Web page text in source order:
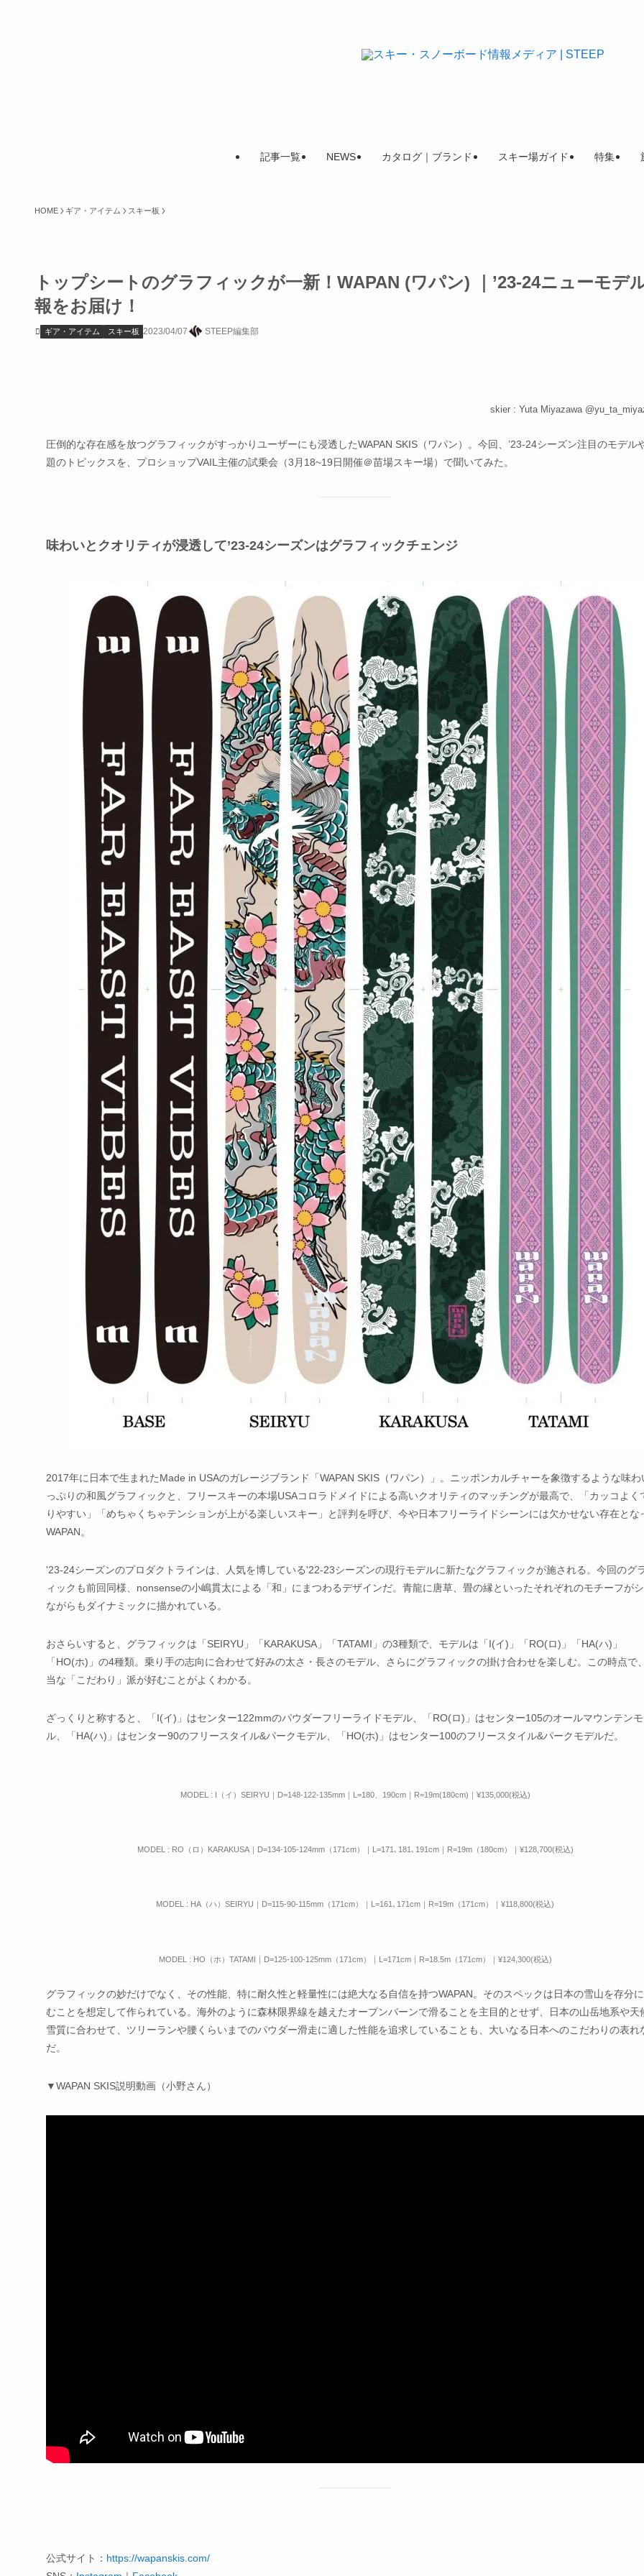
記事一覧 NEWS カタログ｜ブランド スキー場ガイド 特集
HOME ギア・アイテム スキー板
トップシートのグラフィックが一新！WAPAN (ワパン) ｜’23-24ニューモデ
報をお届け！
ギア・アイテム スキー板 2023/04/07 STEEP編集部
skier : Yuta Miyazawa
圧倒的な存在感を放つグラフィックがすっかりユーザーにも浸透したWAPAN SKIS（ワパン）。今回、’23-24シーズン注目のモデル
題のトピックスを、プロショップVAIL主催の試乗会（3月18~19日開催＠苗場スキー場）で聞いてみた。
味わいとクオリティが浸透して’23-24シーズンはグラフィックチェンジ
2017年に日本で生まれたMade in USAのガレージブランド「WAPAN SKIS（ワパン）」。ニッポンカルチャーを象徴するような味わ
っぷりの和風グラフィックと、フリースキーの本場USAコロラドメイドによる高いクオリティのマッチングが最高で、「カッコよく
りやすい」「めちゃくちゃテンションが上がる楽しいスキー」と評判を呼び、今や日本フリーライドシーンには欠かせない存在とな
WAPAN。
'23-24シーズンのプロダクトラインは、人気を博している'22-23シーズンの現行モデルに新たなグラフィックが施される。今回のグ
ィックも前回同様、nonsenseの小嶋貫太による「和」にまつわるデザインだ。青龍に唐草、畳の縁といったそれぞれのモチーフが
ながらもダイナミックに描かれている。
おさらいすると、グラフィックは「SEIRYU」「KARAKUSA」「TATAMI」の3種類で、モデルは「I(イ)」「RO(ロ)」「HA(ハ)」
「HO(ホ)」の4種類。乗り手の志向に合わせて好みの太さ・長さのモデル、さらにグラフィックの掛け合わせを楽しむ。この時点で
当な「こだわり」派が好むことがよくわかる。
ざっくりと称すると、「I(イ)」はセンター122mmのパウダーフリーライドモデル、「RO(ロ)」はセンター105のオールマウンテン
ル、「HA(ハ)」はセンター90のフリースタイル&パークモデル、「HO(ホ)」はセンター100のフリースタイル&パークモデルだ。
MODEL : I（イ）SEIRYU｜D=148-122-135mm｜L=180、190cm｜R=19m(180cm)｜¥135,000(税込)
MODEL : RO（ロ）KARAKUSA｜D=134-105-124mm（171cm）｜L=171､181､191cm｜R=19m（180cm）｜¥128,700(税込)
MODEL : HA（ハ）SEIRYU｜D=115-90-115mm（171cm）｜L=161､171cm｜R=19m（171cm）｜¥118,800(税込)
MODEL : HO（ホ）TATAMI｜D=125-100-125mm（171cm）｜L=171cm｜R=18.5m（171cm）｜¥124,300(税込)
グラフィックの妙だけでなく、その性能、特に耐久性と軽量性には絶大なる自信を持つWAPAN。そのスペックは日本の雪山を存分
むことを想定して作られている。海外のように森林限界線を越えたオープンバーンで滑ることを主目的とせず、日本の山岳地系や天
雪質に合わせて、ツリーランや腰くらいまでのパウダー滑走に適した性能を追求していることも、大いなる日本へのこだわりの表れ
だ。
▼WAPAN SKIS説明動画（小野さん）
公式サイト： https://wapanskis.com/